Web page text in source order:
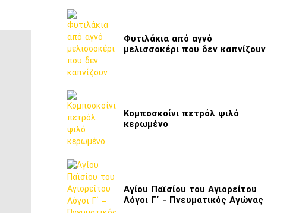
Φυτιλάκια από αγνό
μελισσοκέρι που δεν καπνίζουν
Κομποσκοίνι πετρόλ ψιλό
κερωμένο
Αγίου Παϊσίου του Αγιορείτου
Λόγοι Γ΄ - Πνευματικός Αγώνας